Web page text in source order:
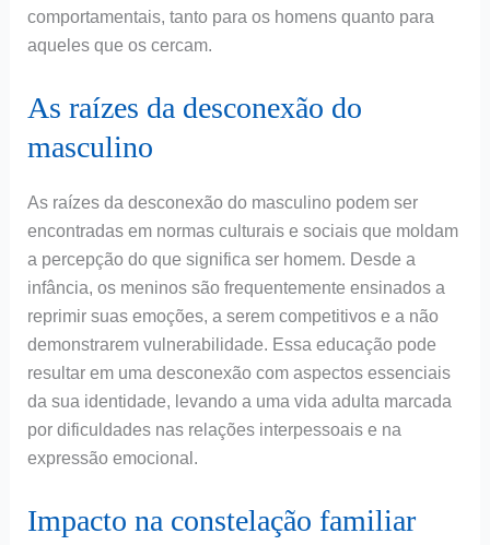
comportamentais, tanto para os homens quanto para
aqueles que os cercam.
As raízes da desconexão do
masculino
As raízes da desconexão do masculino podem ser
encontradas em normas culturais e sociais que moldam
a percepção do que significa ser homem. Desde a
infância, os meninos são frequentemente ensinados a
reprimir suas emoções, a serem competitivos e a não
demonstrarem vulnerabilidade. Essa educação pode
resultar em uma desconexão com aspectos essenciais
da sua identidade, levando a uma vida adulta marcada
por dificuldades nas relações interpessoais e na
expressão emocional.
Impacto na constelação familiar